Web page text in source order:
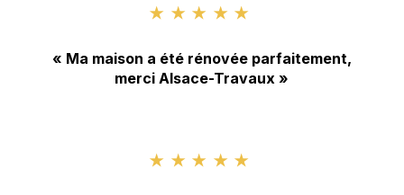
★★★★★
« Ma maison a été rénovée parfaitement,
merci Alsace-Travaux »
★★★★★